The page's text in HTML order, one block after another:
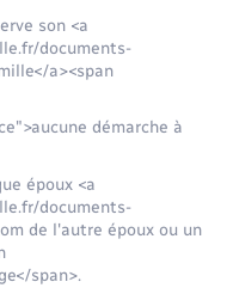
son <a
documents-
a><span
démarche à
époux <a
documents-
de l'autre époux ou un
span>.